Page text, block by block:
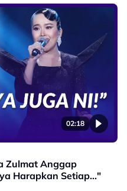
02:18
Zulmat Anggap
Harapkan Setiap..."